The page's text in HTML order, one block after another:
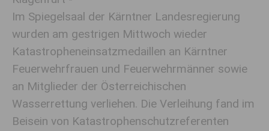
Im Spiegelsaal der Kärntner Landesregierung
wurden am gestrigen Mittwoch wieder
Katastropheneinsatzmedaillen an Kärntner
Feuerwehrfrauen und Feuerwehrmänner sowie
an Mitglieder der Österreichischen
Wasserrettung verliehen. Die Verleihung fand im
Beisein von Katastrophenschutzreferenten